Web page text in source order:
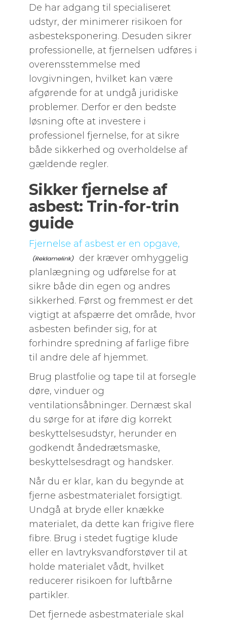
De har adgang til specialiseret
udstyr, der minimerer risikoen for
asbesteksponering. Desuden sikrer
professionelle, at fjernelsen udføres i
overensstemmelse med
lovgivningen, hvilket kan være
afgørende for at undgå juridiske
problemer. Derfor er den bedste
løsning ofte at investere i
professionel fjernelse, for at sikre
både sikkerhed og overholdelse af
gældende regler.
Sikker fjernelse af
asbest: Trin-for-trin
guide
Fjernelse af asbest er en opgave,
der kræver omhyggelig
planlægning og udførelse for at
sikre både din egen og andres
sikkerhed. Først og fremmest er det
vigtigt at afspærre det område, hvor
asbesten befinder sig, for at
forhindre spredning af farlige fibre
til andre dele af hjemmet.
Brug plastfolie og tape til at forsegle
døre, vinduer og
ventilationsåbninger. Dernæst skal
du sørge for at iføre dig korrekt
beskyttelsesudstyr, herunder en
godkendt åndedrætsmaske,
beskyttelsesdragt og handsker.
Når du er klar, kan du begynde at
fjerne asbestmaterialet forsigtigt.
Undgå at bryde eller knække
materialet, da dette kan frigive flere
fibre. Brug i stedet fugtige klude
eller en lavtryksvandforstøver til at
holde materialet vådt, hvilket
reducerer risikoen for luftbårne
partikler.
Det fjernede asbestmateriale skal